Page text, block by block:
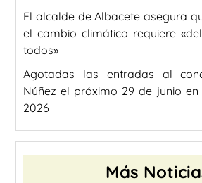
El alcalde de Albacete asegura
el cambio climático requiere
todos»
Agotadas las entradas al
Núñez el próximo 29 de junio en
2026
Más